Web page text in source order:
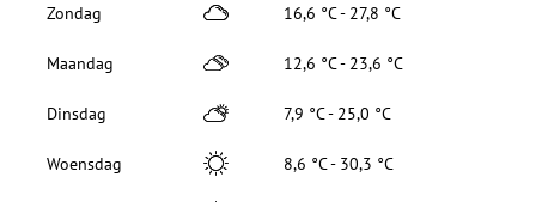
Zondag 16,6 °C - 27,8 °C
Maandag 12,6 °C - 23,6 °C
Dinsdag 7,9 °C - 25,0 °C
Woensdag 8,6 °C - 30,3 °C